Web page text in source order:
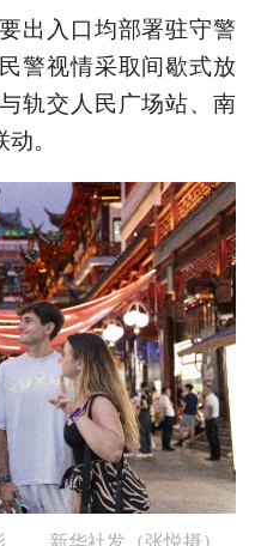
出入口均部署驻守警
警视情采取间歇式放
轨交人民广场站、南
。
。 新华社发（张悦摄）